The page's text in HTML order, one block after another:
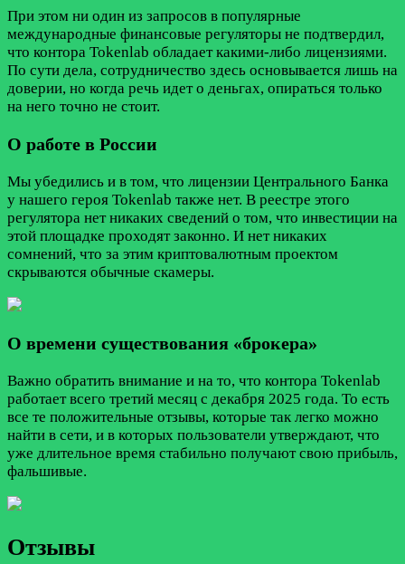
При этом ни один из запросов в популярные
международные финансовые регуляторы не подтвердил,
что контора Tokenlab обладает какими-либо лицензиями.
По сути дела, сотрудничество здесь основывается лишь на
доверии, но когда речь идет о деньгах, опираться только
на него точно не стоит.
О работе в России
Мы убедились и в том, что лицензии Центрального Банка
у нашего героя Tokenlab также нет. В реестре этого
регулятора нет никаких сведений о том, что инвестиции на
этой площадке проходят законно. И нет никаких
сомнений, что за этим криптовалютным проектом
скрываются обычные скамеры.
О времени существования «брокера»
Важно обратить внимание и на то, что контора Tokenlab
работает всего третий месяц с декабря 2025 года. То есть
все те положительные отзывы, которые так легко можно
найти в сети, и в которых пользователи утверждают, что
уже длительное время стабильно получают свою прибыль,
фальшивые.
Отзывы